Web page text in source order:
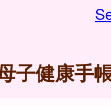
子健康手